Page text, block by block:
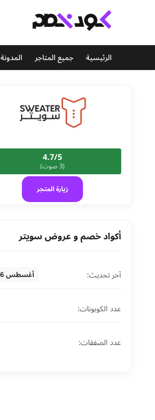
الرئيسية جميع المتاجر المدونة
4.7/5
(3 صوت)
زيارة المتجر
أكواد خصم و عروض سويتر
آخر تحديث: أغسطس 2026
عدد الكوبونات:
عدد الصفقات: